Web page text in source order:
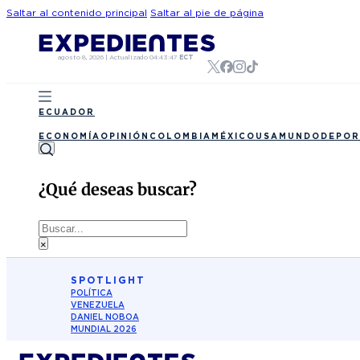
Saltar al contenido principal Saltar al pie de página
agosto 8, 2026 | Actualizado 04:43:47 ECT
ECUADOR
ECONOMÍA OPINIÓN COLOMBIA MÉXICO USA MUNDO
¿Qué deseas buscar?
Buscar
×
SPOTLIGHT
POLÍTICA
VENEZUELA
DANIEL NOBOA
MUNDIAL 2026